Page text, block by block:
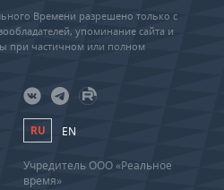
Времени разрешено только с
упоминание сайта и
при частичном или полном
RU EN
Учредитель ООО «Реальное
время»